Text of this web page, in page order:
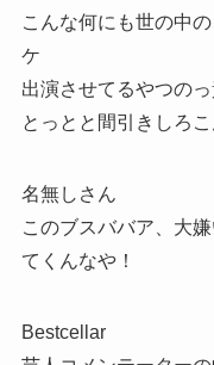
こんな何にも世の中
ケ
出演させてるやつの
とっとと間引きしろ
名無しさん
このブスババア、大
てくんなや！
Bestcellar